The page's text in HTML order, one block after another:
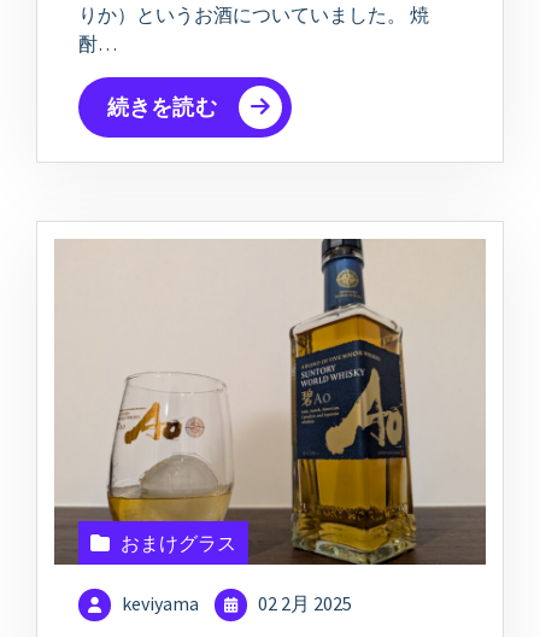
りか）というお酒についていました。 焼
酎…
続きを読む
おまけグラス
keviyama 02 2月 2025